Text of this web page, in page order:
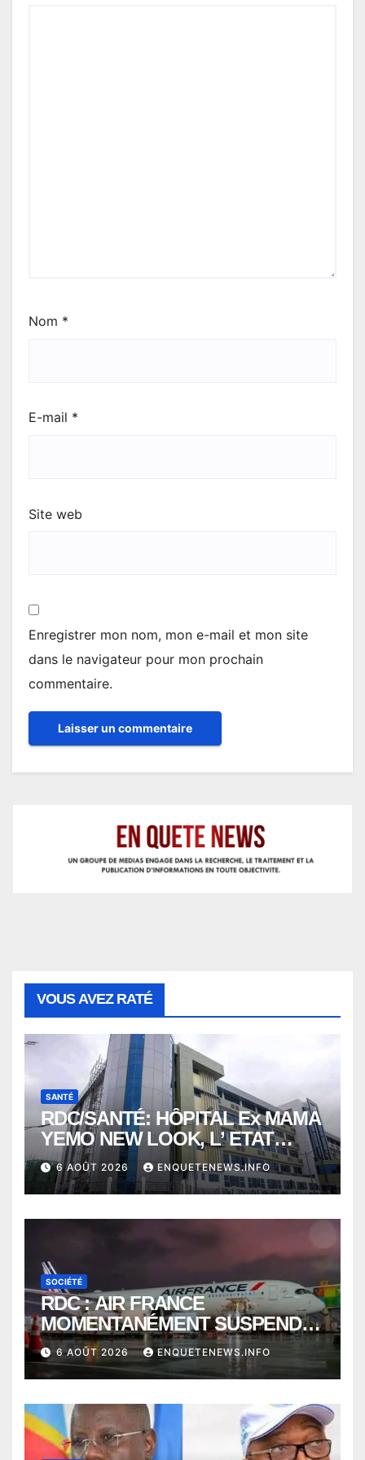
Nom *
E-mail *
Site web
Enregistrer mon nom, mon e-mail et mon site
dans le navigateur pour mon prochain
commentaire.
VOUS AVEZ RATÉ
SANTÉ
RDC/SANTÉ: HÔPITAL Ex MAMA
YEMO NEW LOOK, L’ ETAT
PERD LE CONTROLE
6 AOÛT 2026 ENQUETENEWS.INFO
SOCIÉTÉ
RDC : AIR FRANCE
MOMENTANÉMENT SUSPENDU
ENTRE KINSHASA ET PARIS ?
6 AOÛT 2026 ENQUETENEWS.INFO